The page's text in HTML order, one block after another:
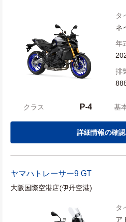
タ
ネ
年
排
クラス P-4 基
詳細情報の確
ヤマハ トレーサー9 GT
大阪国際空港店(伊丹空港)
タ
ア